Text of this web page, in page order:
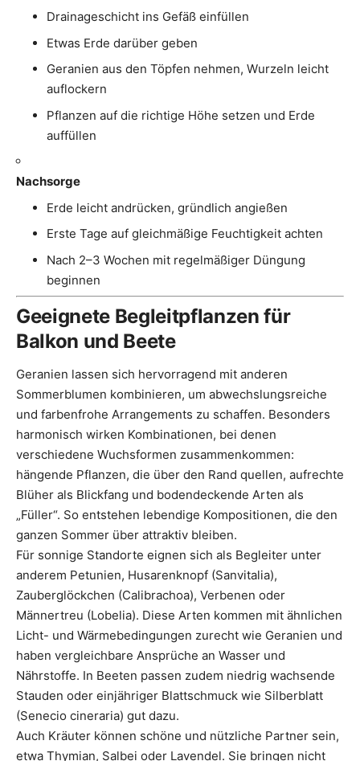
Drainageschicht ins Gefäß einfüllen
Etwas Erde darüber geben
Geranien aus den Töpfen nehmen, Wurzeln leicht
auflockern
Pflanzen auf die richtige Höhe setzen und Erde
auffüllen
Nachsorge
Erde leicht andrücken, gründlich angießen
Erste Tage auf gleichmäßige Feuchtigkeit achten
Nach 2–3 Wochen mit regelmäßiger Düngung
beginnen
Geeignete Begleitpflanzen für
Balkon und Beete
Geranien lassen sich hervorragend mit anderen
Sommerblumen kombinieren, um abwechslungsreiche
und farbenfrohe Arrangements zu schaffen. Besonders
harmonisch wirken Kombinationen, bei denen
verschiedene Wuchsformen zusammenkommen:
hängende Pflanzen, die über den Rand quellen, aufrechte
Blüher als Blickfang und bodendeckende Arten als
„Füller“. So entstehen lebendige Kompositionen, die den
ganzen Sommer über attraktiv bleiben.
Für sonnige Standorte eignen sich als Begleiter unter
anderem Petunien, Husarenknopf (Sanvitalia),
Zauberglöckchen (Calibrachoa), Verbenen oder
Männertreu (Lobelia). Diese Arten kommen mit ähnlichen
Licht- und Wärmebedingungen zurecht wie Geranien und
haben vergleichbare Ansprüche an Wasser und
Nährstoffe. In Beeten passen zudem niedrig wachsende
Stauden oder einjähriger Blattschmuck wie Silberblatt
(Senecio cineraria) gut dazu.
Auch Kräuter können schöne und nützliche Partner sein,
etwa Thymian, Salbei oder Lavendel. Sie bringen nicht